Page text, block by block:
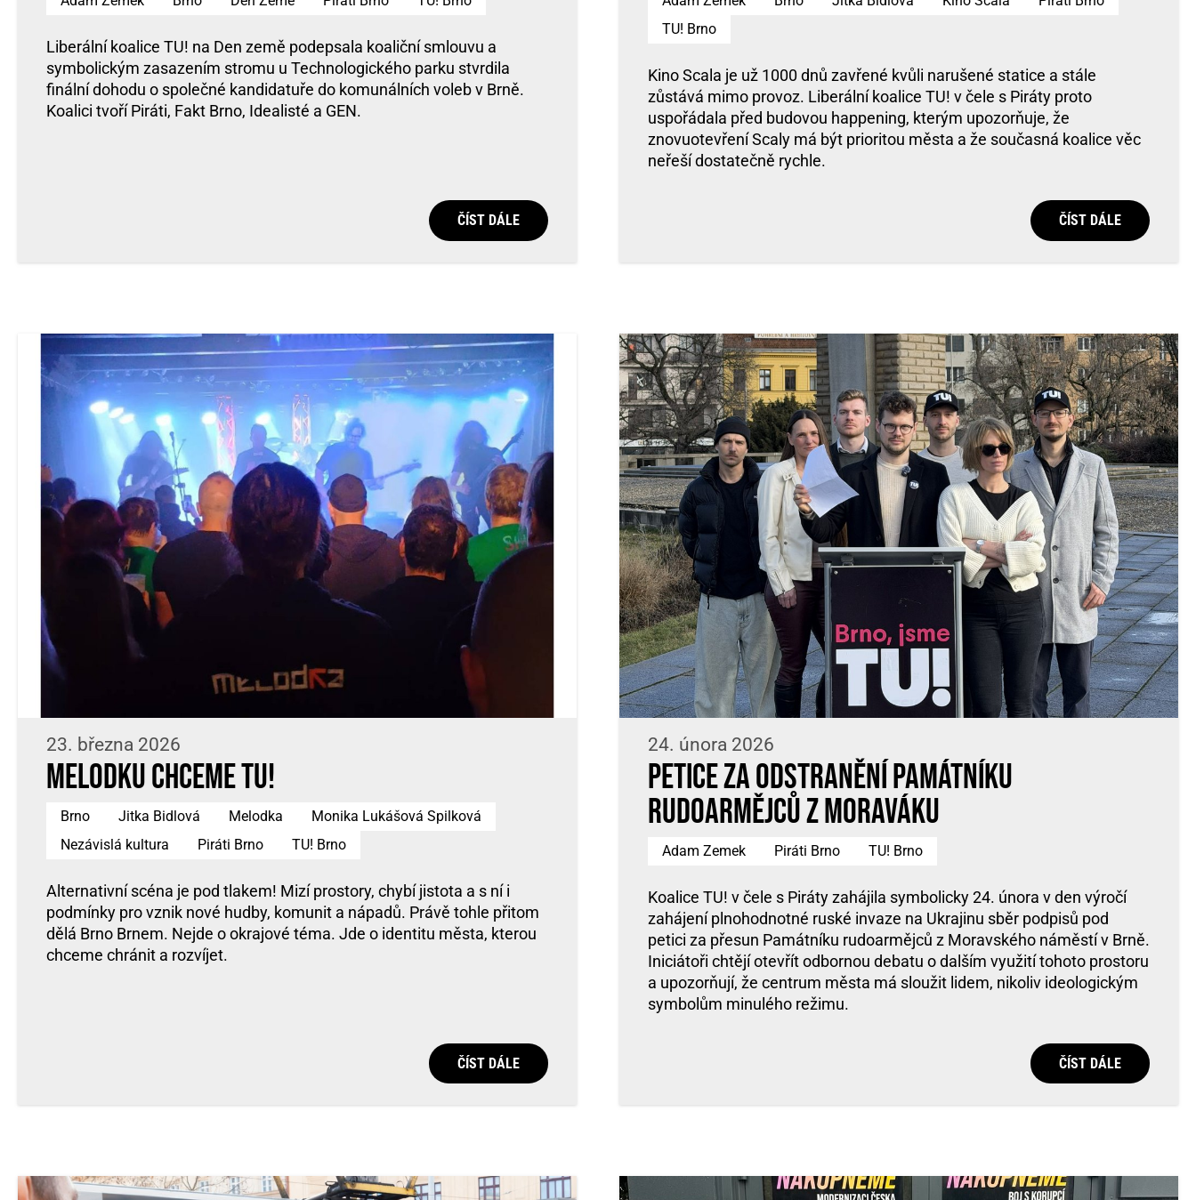
Liberální koalice TU! na Den země podepsala koaliční smlouvu a
symbolickým zasazením stromu u Technologického parku stvrdila
finální dohodu o společné kandidatuře do komunálních voleb v Brně.
Koalici tvoří Piráti, Fakt Brno, Idealisté a GEN.
ČÍST DÁLE
TU! Brno
Kino Scala je už 1000 dnů zavřené kvůli narušené statice a stále
zůstává mimo provoz. Liberální koalice TU! v čele s Piráty proto
uspořádala před budovou happening, kterým upozorňuje, že
znovuotevření Scaly má být prioritou města a že současná koalice věc
neřeší dostatečně rychle.
ČÍST DÁLE
23. března 2026
Melodku chceme TU!
Brno Jitka Bidlová Melodka
Monika Lukášová Spilková
Nezávislá kultura
Piráti Brno TU! Brno
Alternativní scéna je pod tlakem! Mizí prostory, chybí jistota a s ní i
podmínky pro vznik nové hudby, komunit a nápadů. Právě tohle přitom
dělá Brno Brnem. Nejde o okrajové téma. Jde o identitu města, kterou
chceme chránit a rozvíjet.
ČÍST DÁLE
24. února 2026
Petice za odstranění Památníku
rudoarmějců z Moraváku
Adam Zemek Piráti Brno TU! Brno
Koalice TU! v čele s Piráty zahájila symbolicky 24. února v den výročí
zahájení plnohodnotné ruské invaze na Ukrajinu sběr podpisů pod
petici za přesun Památníku rudoarmějců z Moravského náměstí v Brně.
Iniciátoři chtějí otevřít odbornou debatu o dalším využití tohoto prostoru
a upozorňují, že centrum města má sloužit lidem, nikoliv ideologickým
symbolům minulého režimu.
ČÍST DÁLE